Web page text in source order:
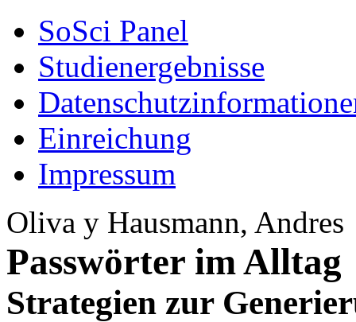
SoSci Panel
Studienergebnisse
Einreichung
Impressum
Oliva y Hausmann, Andres
Passwörter im Alltag
Strategien zur